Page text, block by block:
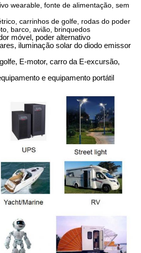
wearable, fonte de alimentação, sem
carrinhos de golfe, rodas do poder
barco, avião, brinquedos
móvel, poder alternativo
iluminação solar do diodo emissor
E-motor, carro da E-excursão,
e equipamento portátil